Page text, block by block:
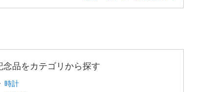
念品をカテゴリから探す
時計